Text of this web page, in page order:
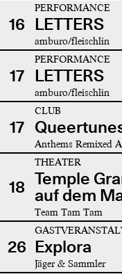
16
PERFORMANCE
LETTERS
amburo/fleischlin
17
PERFORMANCE
LETTERS
amburo/fleischlin
17
CLUB
Anthems Remixed
18
THEATER
Temple
auf dem
Team Tam Tam
26 Explora
Jäger & Sammler